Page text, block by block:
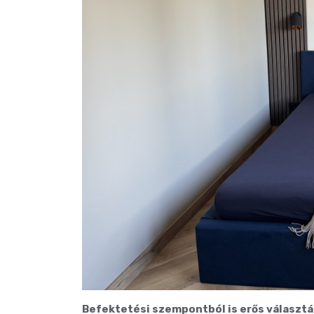
Befektetési szempontból is erős